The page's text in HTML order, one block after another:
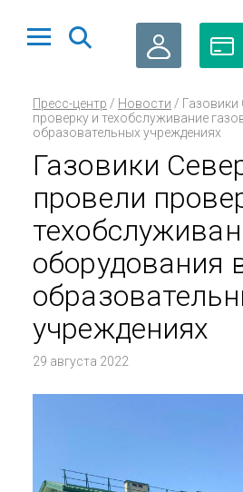
Пресс-центр / Новости /
проверку и техобслуживание
образовательных учреждениях
Газовики
провели
оборудования
учреждениях
29 августа 2022